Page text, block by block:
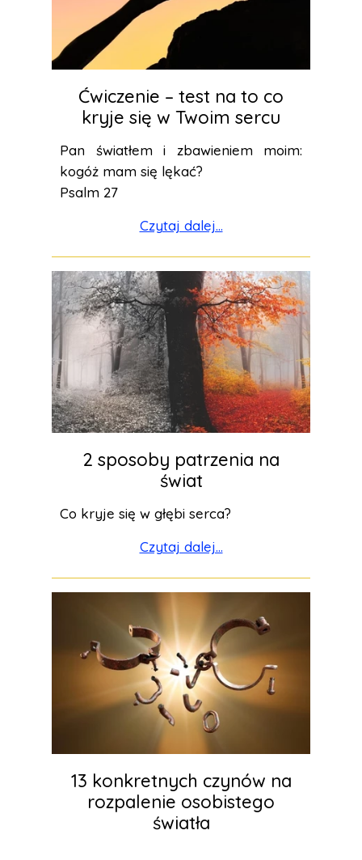
Ćwiczenie – test na to co
kryje się w Twoim sercu
Pan światłem i zbawieniem moim:
kogóż mam się lękać?
Psalm 27
Czytaj dalej...
2 sposoby patrzenia na
świat
Co kryje się w głębi serca?
Czytaj dalej...
13 konkretnych czynów na
rozpalenie osobistego
światła